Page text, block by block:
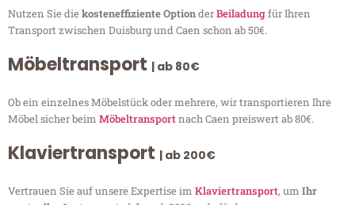
Nutzen Sie diekosteneffiziente OptionderBeiladungfür Ihren
Transport zwischen Duisburg und Caen schon ab 50€.
Möbeltransport | ab 80€
Ob ein einzelnes Möbelstück oder mehrere, wir transportieren Ihre
Möbel sicher beim Möbeltransportnach Caen preiswert ab 80€.
Klaviertransport | ab 200€
Vertrauen Sie auf unsere Expertise im Klaviertransport, um Ihr